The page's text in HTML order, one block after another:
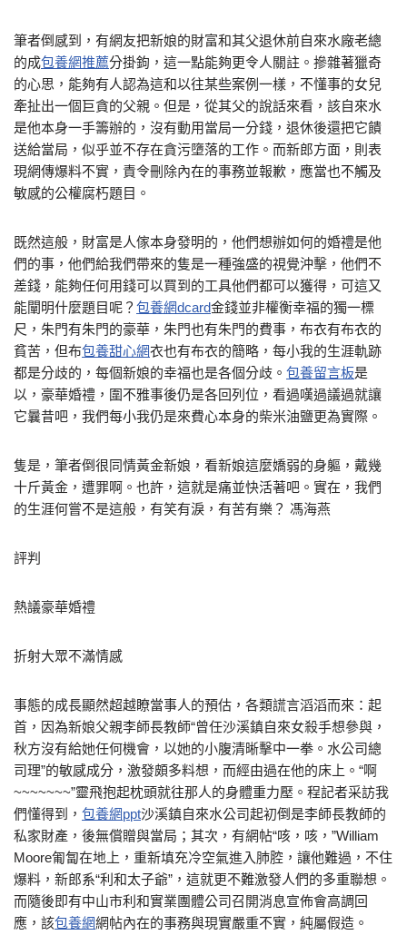
筆者倒感到，有網友把新娘的財富和其父退休前自來水廠老總
的成包養網推薦分掛鉤，這一點能夠更令人關註。摻雜著獵奇
的心思，能夠有人認為這和以往某些案例一樣，不懂事的女兒
牽扯出一個巨貪的父親。但是，從其父的說話來看，該自來水
是他本身一手籌辦的，沒有動用當局一分錢，退休後還把它饋
送給當局，似乎並不存在貪污墮落的工作。而新郎方面，則表
現網傳爆料不實，責令刪除內在的事務並報歉，應當也不觸及
敏感的公權腐朽題目。
既然這般，財富是人傢本身發明的，他們想辦如何的婚禮是他
們的事，他們給我們帶來的隻是一種強盛的視覺沖擊，他們不
差錢，能夠任何用錢可以買到的工具他們都可以獲得，可這又
能闡明什麼題目呢？ 包養網dcard金錢並非權衡幸福的獨一標
尺，朱門有朱門的豪華，朱門也有朱門的費事，布衣有布衣的
貧苦，但布包養甜心網衣也有布衣的簡略，每小我的生涯軌跡
都是分歧的，每個新娘的幸福也是各個分歧。 包養留言板是
以，豪華婚禮，圍不雅事後仍是各回列位，看過嘆過議過就讓
它曩昔吧，我們每小我仍是來費心本身的柴米油鹽更為實際。
隻是，筆者倒很同情黃金新娘，看新娘這麼嬌弱的身軀，戴幾
十斤黃金，遭罪啊。也許，這就是痛並快活著吧。實在，我們
的生涯何嘗不是這般，有笑有淚，有苦有樂？ 馮海燕
評判
熱議豪華婚禮
折射大眾不滿情感
事態的成長顯然超越瞭當事人的預估，各類謊言滔滔而來：起
首，因為新娘父親李師長教師“曾任沙溪鎮自來女殺手想參與，
秋方沒有給她任何機會，以她的小腹清晰擊中一拳。水公司總
司理”的敏感成分，激發頗多料想，而經由過在他的床上。“啊
~~~~~~~”靈飛抱起枕頭就往那人的身體重力壓。程記者采訪我
們懂得到， 包養網ppt沙溪鎮自來水公司起初倒是李師長教師的
私家財產，後無償贈與當局；其次，有網帖“咳，咳，”William
Moore匍匐在地上，重新填充冷空氣進入肺腔，讓他難過，不住
爆料，新郎系“利和太子爺”，這就更不難激發人們的多重聯想。
而隨後即有中山市利和實業團體公司召開消息宣佈會高調回
應，該包養網網帖內在的事務與現實嚴重不實，純屬假造。